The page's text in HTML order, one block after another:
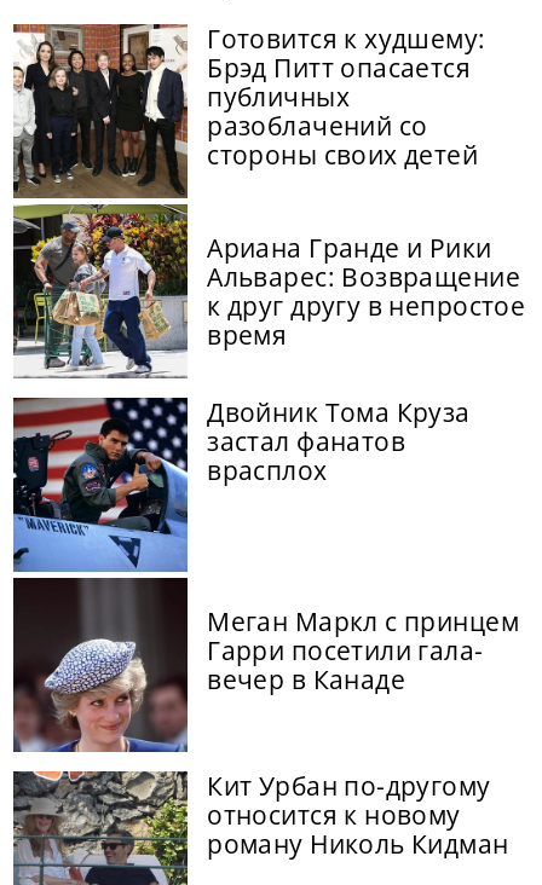
Готовится к худшему:
Брэд Питт опасается
публичных
разоблачений со
стороны своих детей
Ариана Гранде и Рики
Альварес: Возвращение
к друг другу в непростое
время
Двойник Тома Круза
застал фанатов
врасплох
Меган Маркл с принцем
Гарри посетили гала-
вечер в Канаде
Кит Урбан по-другому
относится к новому
роману Николь Кидман